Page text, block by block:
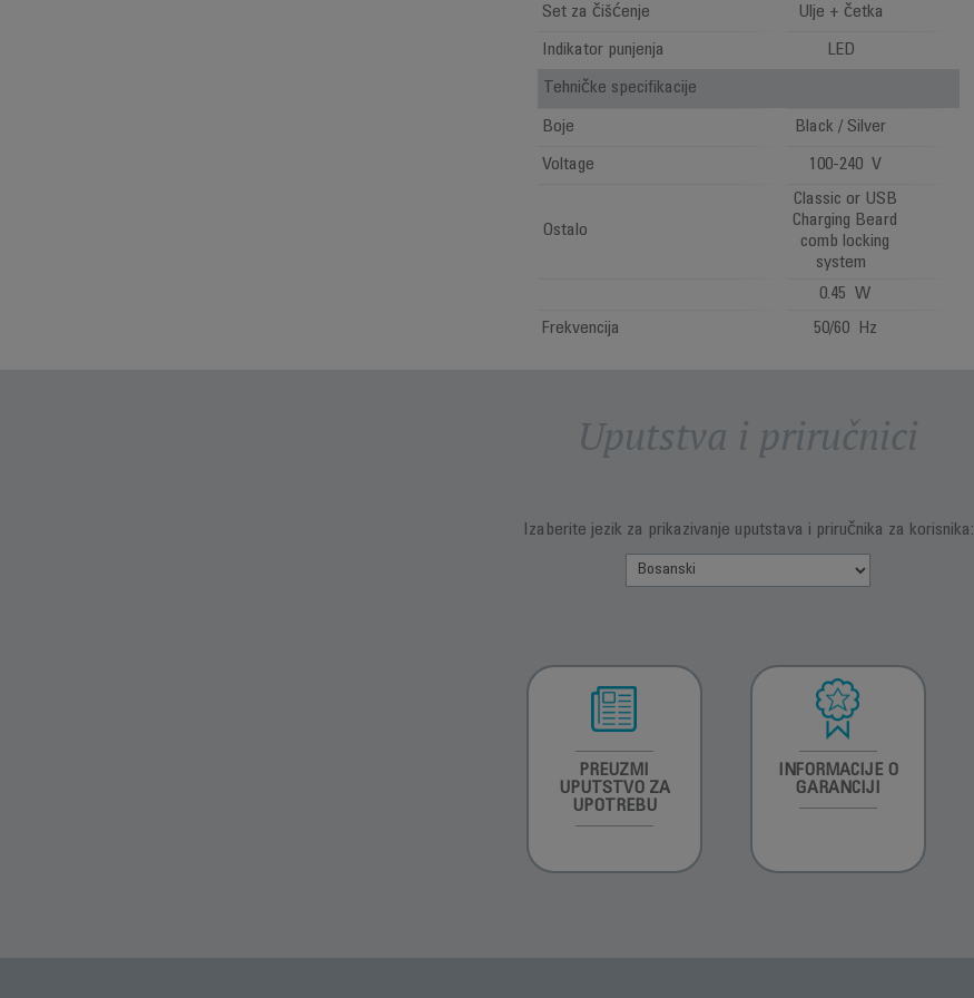
Set za čišćenje Ulje + četka
Indikator punjenja LED
Tehničke specifikacije
Boje Black / Silver
Voltage 100-240 V
Ostalo
Classic or USB
Charging Beard
comb locking
system
0.45 W
Frekvencija
50/60 Hz
Uputstva i priručnici
Izaberite jezik za prikazivanje uputstava i priručnika za korisnika:
PREUZMI
UPUTSTVO ZA
UPOTREBU
INFORMACIJE O
GARANCIJI